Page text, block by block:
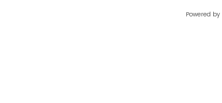
Powered by